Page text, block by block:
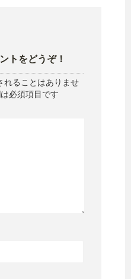
トをどうぞ！
れることはありませ
必須項目です